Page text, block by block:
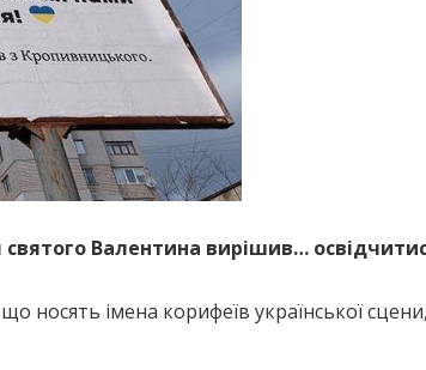
Валентина вирішив…
носять імена корифеїв української